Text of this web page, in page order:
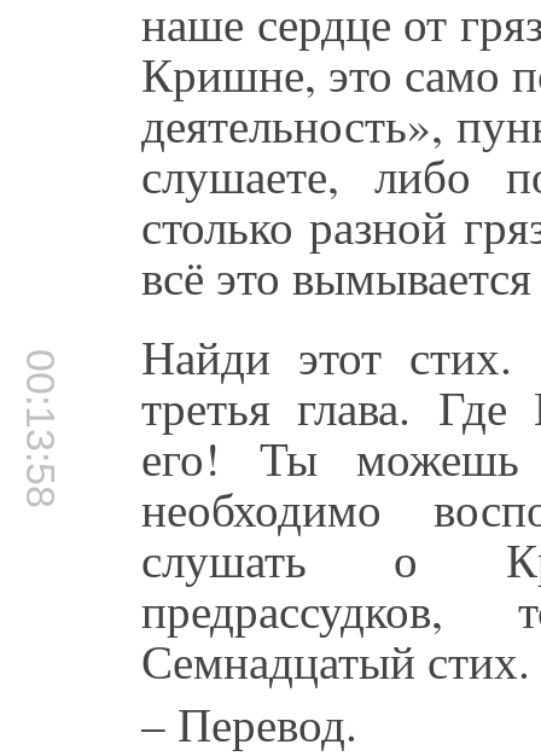
наше сердце от
Кришне, это само
деятельность»,
слушаете, либо
столько разной
всё это
00:13:58 Найди этот стих.
третья глава.
его! Ты можешь
необходимо
слушать о
Семнадцатый стих.
– Перевод.